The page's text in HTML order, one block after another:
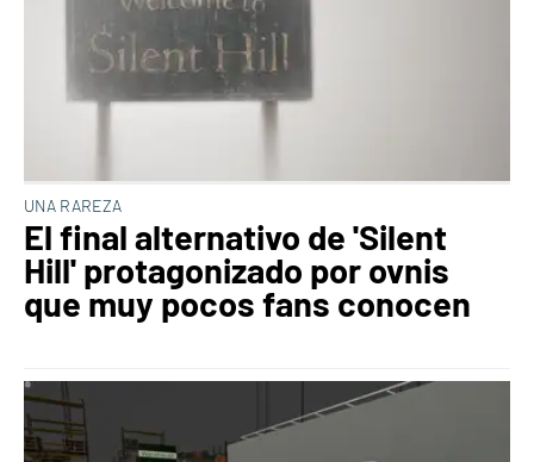
UNA RAREZA
El final alternativo de 'Silent
Hill' protagonizado por ovnis
que muy pocos fans conocen